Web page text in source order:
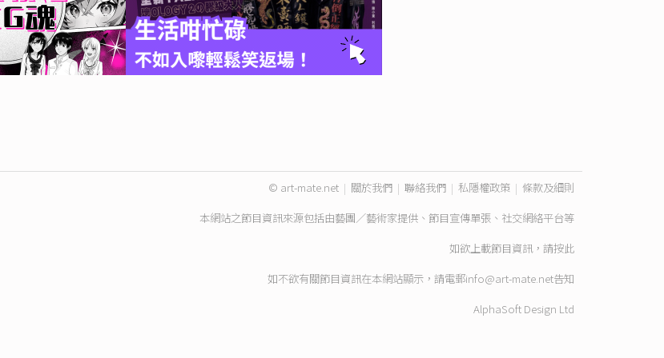
© art-mate.net | 關於我們 | 聯絡我們 | 私隱權政策 | 條款及細則
本網站之節目資訊來源包括由藝團／藝術家提供、節目宣傳單張、社交網絡平台等
如欲上載節目資訊，請按此
如不欲有關節目資訊在本網站顯示，請電郵info@art-mate.net告知
AlphaSoft Design Ltd